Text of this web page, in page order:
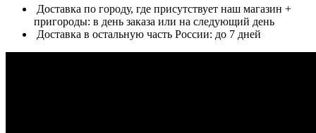
Доставка по городу, где присутствует наш магазин +
пригороды: в день заказа или на следующий день
Доставка в остальную часть России: до 7 дней